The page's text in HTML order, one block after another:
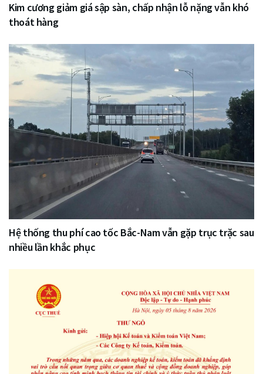
Kim cương giảm giá sập sàn, chấp nhận lỗ nặng vẫn khó
thoát hàng
Hệ thống thu phí cao tốc Bắc-Nam vẫn gặp trục trặc sau
nhiều lần khắc phục